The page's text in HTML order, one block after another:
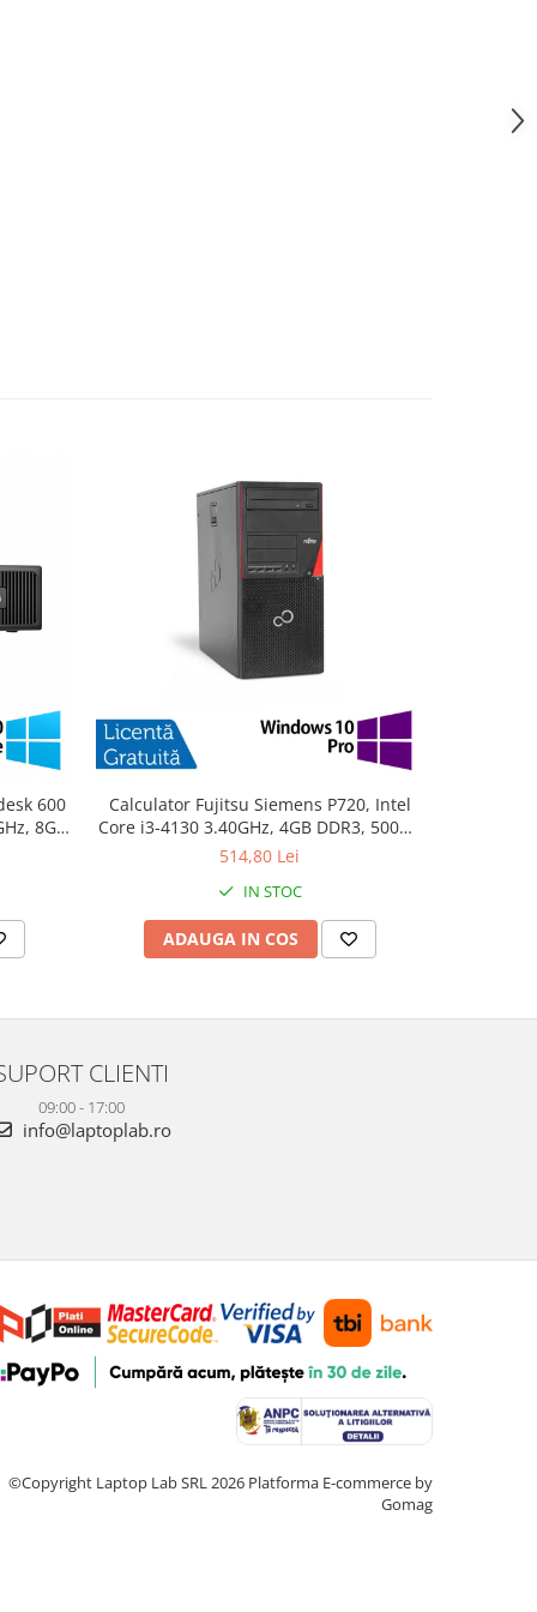
600
8GB
Home
Calculator Fujitsu Siemens P720, Intel
Core i3-4130 3.40GHz, 4GB DDR3, 500GB
SATA, DVD-ROM + Windows 10 Pro
514,80 Lei
IN STOC
ADAUGA IN COS
CLIENTI
09:00 - 17:00
info@laptoplab.ro
©Copyright Laptop Lab SRL 2026 Platforma E-commerce by
Gomag